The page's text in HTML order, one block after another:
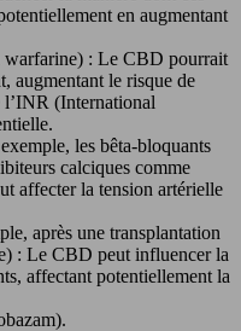
en augmentant
warfarine) : Le CBD pourrait
augmentant le risque de
l’INR (International
les bêta-bloquants
calciques comme
affecter la tension artérielle
après une transplantation
: Le CBD peut influencer la
affectant potentiellement la